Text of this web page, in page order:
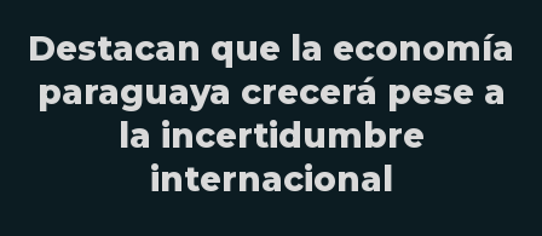
Destacan que la economía
paraguaya crecerá pese a
la incertidumbre
internacional